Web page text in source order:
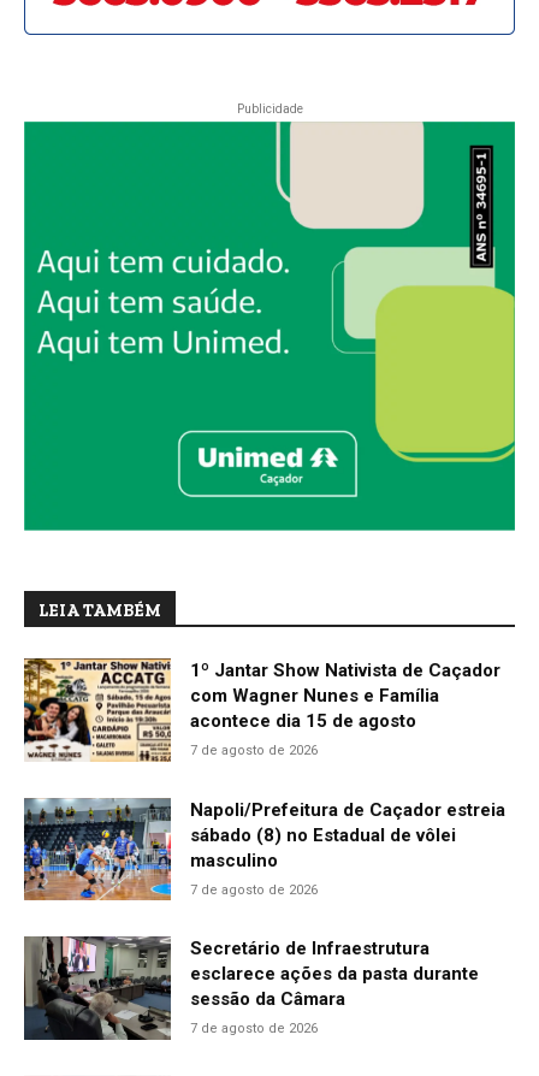
Publicidade
LEIA TAMBÉM
1º Jantar Show Nativista de Caçador
com Wagner Nunes e Família
acontece dia 15 de agosto
7 de agosto de 2026
Napoli/Prefeitura de Caçador estreia
sábado (8) no Estadual de vôlei
masculino
7 de agosto de 2026
Secretário de Infraestrutura
esclarece ações da pasta durante
sessão da Câmara
7 de agosto de 2026